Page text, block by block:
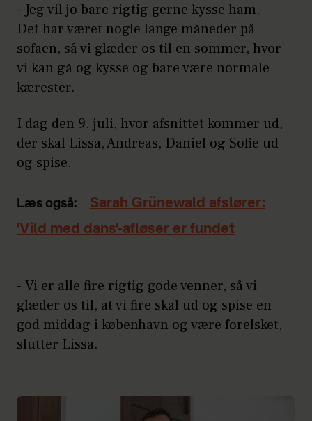
- Jeg vil jo bare rigtig gerne kysse ham.
Det har været nogle lange måneder på
sofaen, så vi glæder os til en sommer, hvor
vi kan gå og kysse og bare være normale
kærester.
I dag den 9. juli, hvor afsnittet kommer ud,
der skal Lissa, Andreas, Daniel og Sofie ud
og spise.
Læs også:
Sarah Grünewald afslører:
'Vild med dans'-afløser er fundet
- Vi er alle fire rigtig gode venner, så vi
glæder os til, at vi fire skal ud og spise en
god middag i københavn og være forelsket,
slutter Lissa.